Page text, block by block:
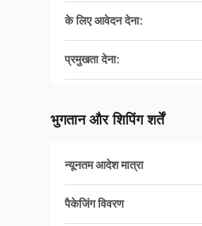
के लिए आवेदन देना:
प्रमुखता देना:
भुगतान और शिपिंग शर्तें
न्यूनतम आदेश मात्रा
पैकेजिंग विवरण